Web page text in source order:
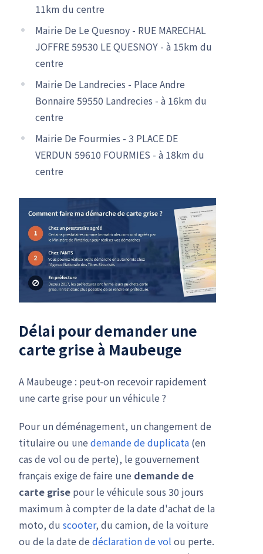
11km du centre
Mairie De Le Quesnoy - RUE MARECHAL
JOFFRE 59530 LE QUESNOY - à 15km du
centre
Mairie De Landrecies - Place Andre
Bonnaire 59550 Landrecies - à 16km du
centre
Mairie De Fourmies - 3 PLACE DE
VERDUN 59610 FOURMIES - à 18km du
centre
Délai pour demander une
carte grise à Maubeuge
A Maubeuge : peut-on recevoir rapidement
une carte grise pour un véhicule ?
Pour un déménagement, un changement de
titulaire ou une demande de duplicata (en
cas de vol ou de perte), le gouvernement
français exige de faire une demande de
carte grise pour le véhicule sous 30 jours
maximum à compter de la date d'achat de la
moto, du scooter, du camion, de la voiture
ou de la date de déclaration de vol ou perte.